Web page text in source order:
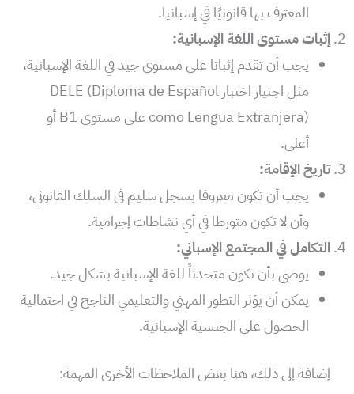
المعترف بها قانونيًا في إسبانيا.
إثبات مستوى اللغة الإسبانية:
يجب أن تقدم إثباتا على مستوى جيد في اللغة الإسبانية،
مثل اجتياز اختبار DELE (Diploma de Español
como Lengua Extranjera) على مستوى B1 أو
أعلى.
تاريخ الإقامة:
يجب أن تكون معروفا بسجل سليم في السلك القانوني،
وأن لا تكون متورطا في أي نشاطات إجرامية.
التكامل في المجتمع الإسباني:
يوصى بأن تكون متحدثاً للغة الإسبانية بشكل جيد.
يمكن أن يؤثر التطور المهني والتعليمي الناجح في احتمالية
الحصول على الجنسية الإسبانية.
إضافة إلى ذلك، هنا بعض الملاحظات الأخرى المهمة: